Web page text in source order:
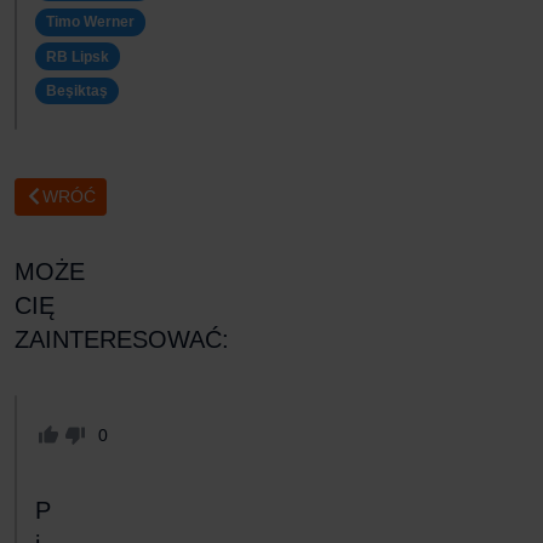
Timo Werner
RB Lipsk
Beşiktaş
WRÓĆ
MOŻE
CIĘ
ZAINTERESOWAĆ:
0
P